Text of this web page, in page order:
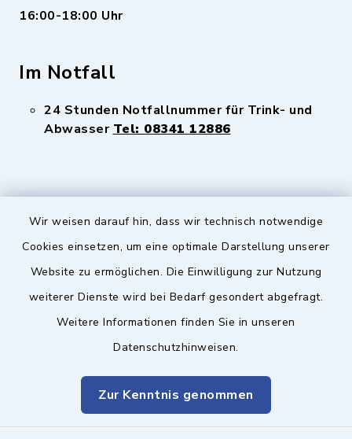
Wir weisen darauf hin, dass wir technisch notwendige
Cookies einsetzen, um eine optimale Darstellung unserer
Website zu ermöglichen. Die Einwilligung zur Nutzung
weiterer Dienste wird bei Bedarf gesondert abgefragt.
Weitere Informationen finden Sie in unseren
Datenschutzhinweisen.
Zur Kenntnis genommen
16:00-18:00 Uhr
Im Notfall
24 Stunden Notfallnummer für Trink- und
Abwasser Tel: 08341 12886
Sicherer Kontakt
Datenschutz
Sitemap